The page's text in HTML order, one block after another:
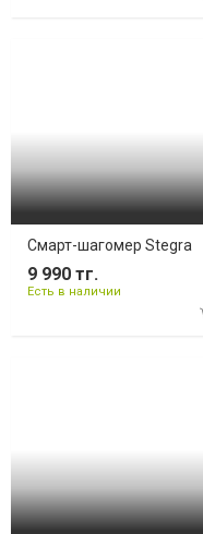
Смарт-шагомер Stegra
9 990 тг.
Есть в наличии